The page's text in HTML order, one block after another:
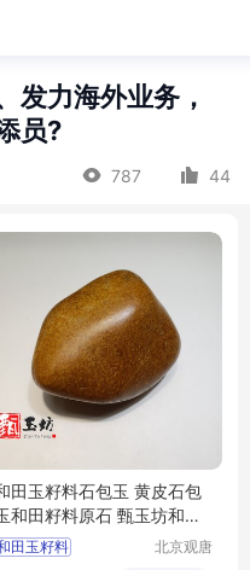
发力海外业务，
员?
787 44
田玉籽料石包玉 黄皮石包
和田籽料原石 甄玉坊和田
籽料
田玉籽料
北京观唐